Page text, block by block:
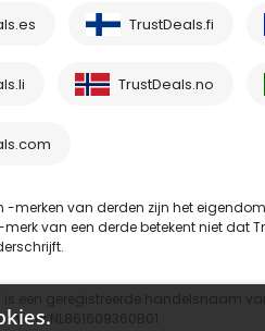
TrustDeals.fi
TrustDeals.no
-merken van derden zijn het
van een derde betekent niet dat
NL861609360B01